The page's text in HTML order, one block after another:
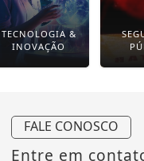
TECNOLOGIA &
INOVAÇÃO
FALE CONOSCO
Entre em